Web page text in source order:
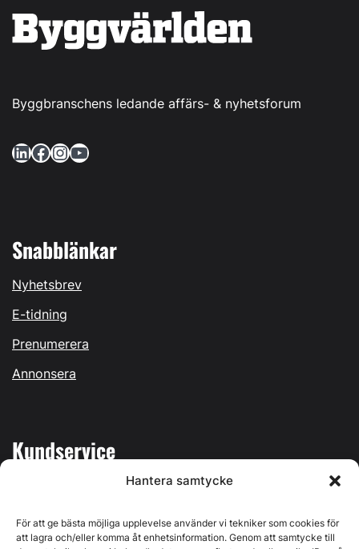
Hantera samtycke
För att ge bästa möjliga upplevelse använder vi tekniker som cookies för
att lagra och/eller komma åt enhetsinformation. Genom att samtycke till
Byggbranschens ledande affärs- & nyhetsforum
LinkedIn Facebook InstagramYouTube
Snabblänkar
Nyhetsbrev
E-tidning
Prenumerera
Annonsera
Kundservice
Kontakta oss